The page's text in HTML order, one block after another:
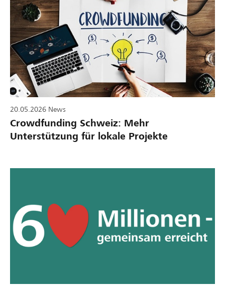
20.05.2026 News
Crowdfunding Schweiz: Mehr
Unterstützung für lokale Projekte